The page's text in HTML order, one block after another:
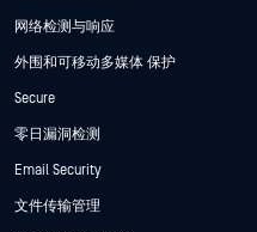
网络检测与响应
外围和可移动多媒体 保护
Secure
零日漏洞检测
Email Security
文件传输管理